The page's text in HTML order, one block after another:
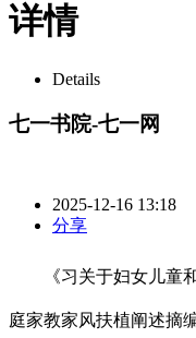
详情
Details
七一书院-七一网
2025-12-16 13:18
分享
《习关于妇女儿童和
庭家教家风扶植阐述摘